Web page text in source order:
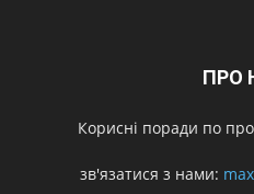
ПРО
Корисні поради по
зв'язатися з нами: